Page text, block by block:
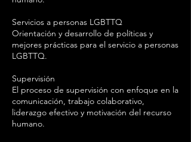
Servicios a personas LGBTTQ
Orientación y desarrollo de políticas y
mejores prácticas para el servicio a personas
LGBTTQ.
Supervisión
El proceso de supervisión con enfoque en la
comunicación, trabajo colaborativo,
liderazgo efectivo y motivación del recurso
humano.